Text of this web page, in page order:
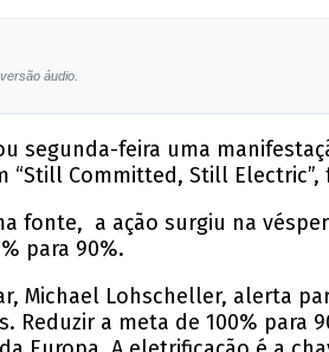
áudio.
segunda-feira uma
“Still Committed, Still
fonte, a ação surgiu na
para 90%.
Michael Lohscheller, alerta
Reduzir a meta de 100%